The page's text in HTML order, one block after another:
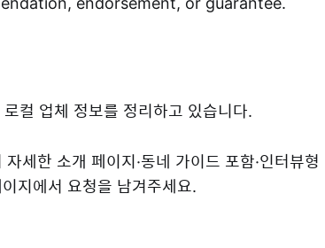
컬 업체 정보를 정리하고 있습니다.
세한 소개 페이지·동네 가이드 포함·인터뷰형
지에서 요청을 남겨주세요.